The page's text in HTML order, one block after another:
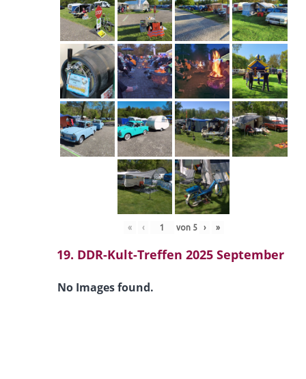
« ‹ von 5 › »
19. DDR-Kult-Treffen 2025 September
No Images found.